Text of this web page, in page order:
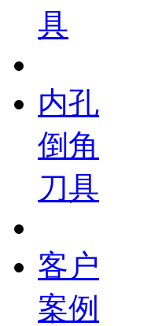
具
内孔
倒角
刀具
客户
案例